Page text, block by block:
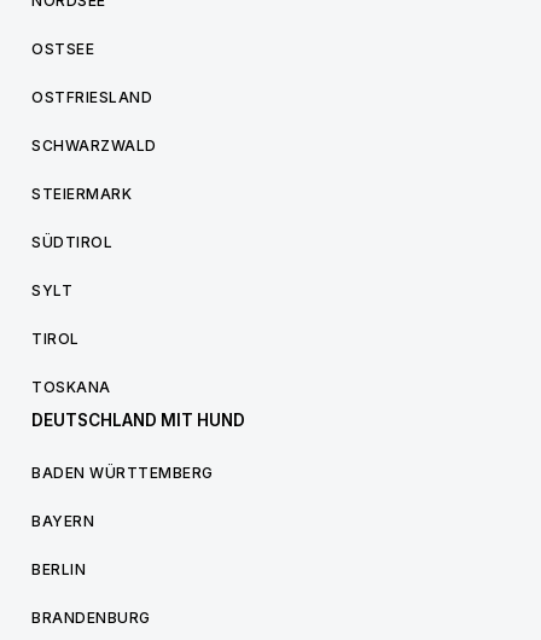
OSTSEE
OSTFRIESLAND
SCHWARZWALD
STEIERMARK
SÜDTIROL
SYLT
TIROL
TOSKANA
DEUTSCHLAND MIT HUND
BADEN WÜRTTEMBERG
BAYERN
BERLIN
BRANDENBURG